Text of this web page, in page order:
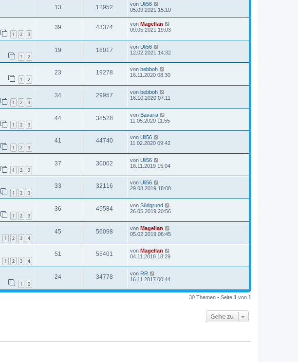
13 12952 von Uli56
05.09.2021 15:10
1 2 3
39 43374 von Magellan
09.05.2021 19:03
1 2
19 18017 von Uli56
12.02.2021 14:32
1 2
23 19278 von bebboh
16.11.2020 08:30
1 2 3
34 29957 von bebboh
16.10.2020 07:11
1 2 3
44 38528 von Bavaria
11.05.2020 11:55
1 2 3
41 44740 von Uli56
11.02.2020 09:42
1 2 3
37 30002 von Uli56
18.11.2019 15:04
1 2 3
33 32116 von Uli56
29.08.2019 18:00
1 2 3
36 45584 von Südgrund
26.05.2019 20:56
1 2 3 4
45 56098 von Magellan
05.02.2019 06:45
1 2 3 4
51 55401 von Magellan
04.11.2018 18:29
1 2
24 34778 von RR
16.11.2017 00:44
30 Themen • Seite 1 von 1
Gehe zu